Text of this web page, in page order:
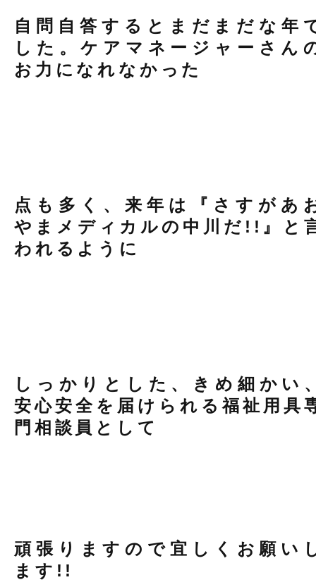
自問自答するとまだまだな年
した。ケアマネージャーさん
お力になれなかった
点も多く、来年は『さすがあ
やまメディカルの中川だ!!』と
われるように
しっかりとした、きめ細かい
安心安全を届けられる福祉用具
門相談員として
頑張りますので宜しくお願い
ます!!